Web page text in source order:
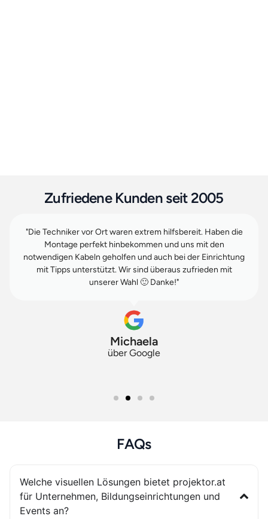
Zufriedene Kunden seit 2005
"Die Techniker vor Ort waren extrem hilfsbereit. Haben die
Montage perfekt hinbekommen und uns mit den
notwendigen Kabeln geholfen und auch bei der Einrichtung
mit Tipps unterstützt. Wir sind überaus zufrieden mit
unserer Wahl 🙂 Danke!"
Michaela
über Google
FAQs
Welche visuellen Lösungen bietet projektor.at
für Unternehmen, Bildungseinrichtungen und
Events an?